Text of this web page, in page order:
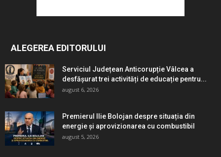
ALEGEREA EDITORULUI
Serviciul Județean Anticorupție Vâlcea a
desfășurat trei activități de educație pentru...
august 6, 2026
Premierul Ilie Bolojan despre situația din
energie și aprovizionarea cu combustibil
august 5, 2026